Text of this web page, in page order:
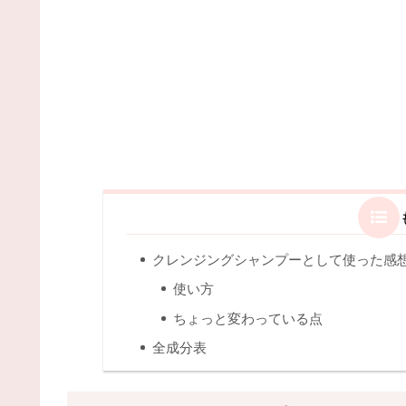
クレンジングシャンプーとして使った感
使い方
ちょっと変わっている点
全成分表